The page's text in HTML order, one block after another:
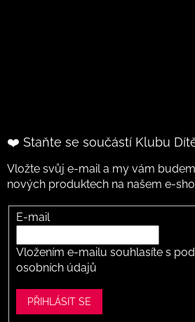
❤️ Staňte se součástí Klubu
Vložte svůj e-mail a my vám
nových produktech na našem e-
E-mail
Vložením e-mailu souhlasíte s
osobních údajů
PŘIHLÁSIT SE